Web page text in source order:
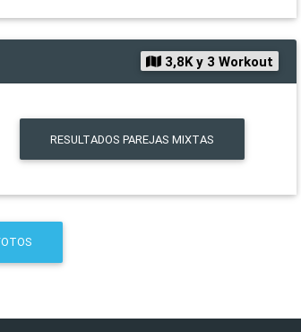
3,8K y 3 Workout
RESULTADOS PAREJAS MIXTAS